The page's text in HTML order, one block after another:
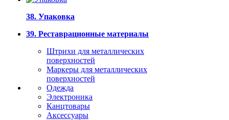
38. Упаковка
39. Реставрационные материалы
Штрихи для металлических
поверхностей
Маркеры для металлических
поверхностей
Одежда
Электроника
Канцтовары
Аксессуары